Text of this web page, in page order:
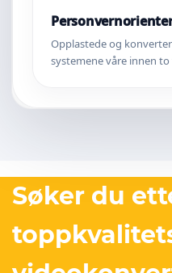
Opplastede og
systemene våre innen to
Søker du